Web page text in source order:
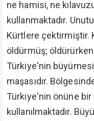
ne hamisi, ne
kullanmaktadır.
Kürtlere çektirmiştir.
öldürmüş; öldürürken
Türkiye'nin
maşasıdır.
Türkiye'nin önüne bir
kullanılmaktadır.